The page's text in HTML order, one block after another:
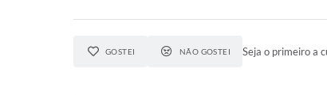
GOSTEI NÃO GOSTEI Seja o primeiro a